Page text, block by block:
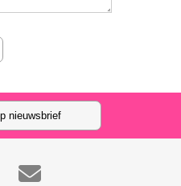
nieuwsbrief